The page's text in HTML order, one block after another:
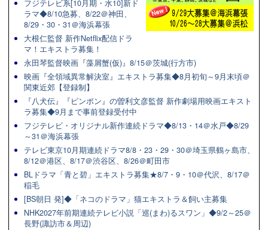
フジテレビ系[10月期・水10]新ド
ラマ◆8/10急募、8/22＠神田、
8/29・30・31＠海浜幕張
大根仁監督 新作Netflix配信ドラ
マ！エキストラ募集！
永田琴監督映画『藻屑蟹(仮)』8/15＠茨城(行方市)
映画『全領域異常解決室』エキストラ募集◆8月初旬～9月末頃＠
関東近郊【登録制】
『八犬伝』『ピンポン』の曽利文彦監督 新作劇場用映画エキスト
ラ募集◆9月まで事前登録受付中
フジテレビ・オリジナル新作連続ドラマ◆8/13・14＠水戸◆8/29
～31＠海浜幕張
テレビ東京10月期連続ドラマ8/8・23・29・30＠埼玉県鶴ヶ島市、
8/12＠港区、8/17＠渋谷区、8/26＠町田市
BLドラマ「青と碧」エキストラ募集★8/7・9・10＠代沢、8/17＠
稲毛
[BS朝日 発]◆「ネコのドラマ」猫エキストラ＆飼い主募集
NHK2027年前期連続テレビ小説「巡(まわ)るスワン」◆9/2～25＠
長野(諏訪市＆周辺)